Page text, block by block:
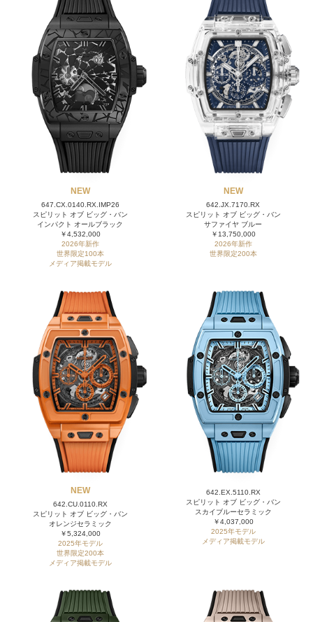
NEW
647.CX.0140.RX.IMP26
スピリット オブ ビッグ・バン
インパクト オールブラック
￥4,532,000
2026年新作
世界限定100本
メディア掲載モデル
NEW
642.JX.7170.RX
スピリット オブ ビッグ・バン
サファイヤ ブルー
￥13,750,000
2026年新作
世界限定200本
NEW
642.CU.0110.RX
スピリット オブ ビッグ・バン
オレンジセラミック
￥5,324,000
2025年モデル
世界限定200本
メディア掲載モデル
642.EX.5110.RX
スピリット オブ ビッグ・バン
スカイブルーセラミック
￥4,037,000
2025年モデル
メディア掲載モデル